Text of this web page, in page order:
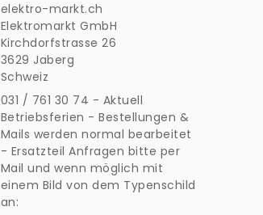
elektro-markt.ch
Elektromarkt GmbH
Kirchdorfstrasse 26
3629 Jaberg
Schweiz
031 / 761 30 74 - Aktuell
Betriebsferien - Bestellungen &
Mails werden normal bearbeitet
- Ersatzteil Anfragen bitte per
Mail und wenn möglich mit
einem Bild von dem Typenschild
an: